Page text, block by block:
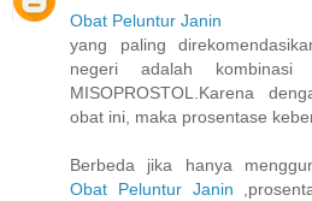
Obat Peluntur Janin
yang paling
negeri adalah kombinasi
MISOPROSTOL.Karena
obat ini, maka prosentase
Berbeda jika hanya
Obat Peluntur Janin